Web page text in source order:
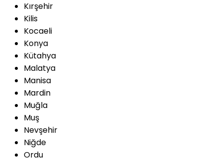
Kırşehir
Kilis
Kocaeli
Konya
Kütahya
Malatya
Manisa
Mardin
Muğla
Muş
Nevşehir
Niğde
Ordu